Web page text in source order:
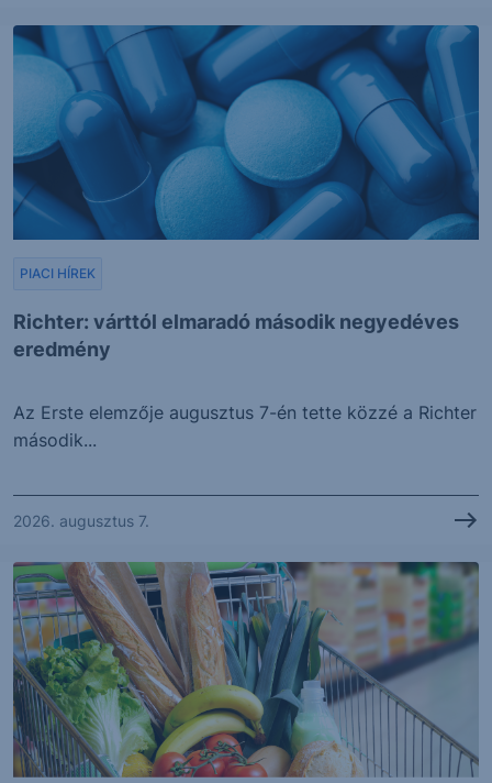
Richter: várttól elmaradó második negyedéves
eredmény
PIACI HÍREK
Az Erste elemzője augusztus 7-én tette közzé a Richter
második...
2026. augusztus 7.